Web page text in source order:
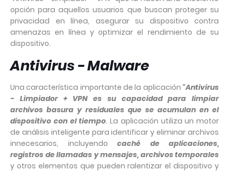
opción para aquellos usuarios que buscan proteger su
privacidad en línea, asegurar su dispositivo contra
amenazas en línea y optimizar el rendimiento de su
dispositivo.
Antivirus - Malware
Una característica importante de la aplicación "Antivirus
- Limpiador + VPN es su capacidad para limpiar
archivos basura y residuales que se acumulan en el
dispositivo con el tiempo. La aplicación utiliza un motor
de análisis inteligente para identificar y eliminar archivos
innecesarios, incluyendo caché de aplicaciones,
registros de llamadas y mensajes, archivos temporales
y otros elementos que pueden ralentizar el dispositivo y